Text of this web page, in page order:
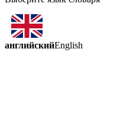
английскийEnglish